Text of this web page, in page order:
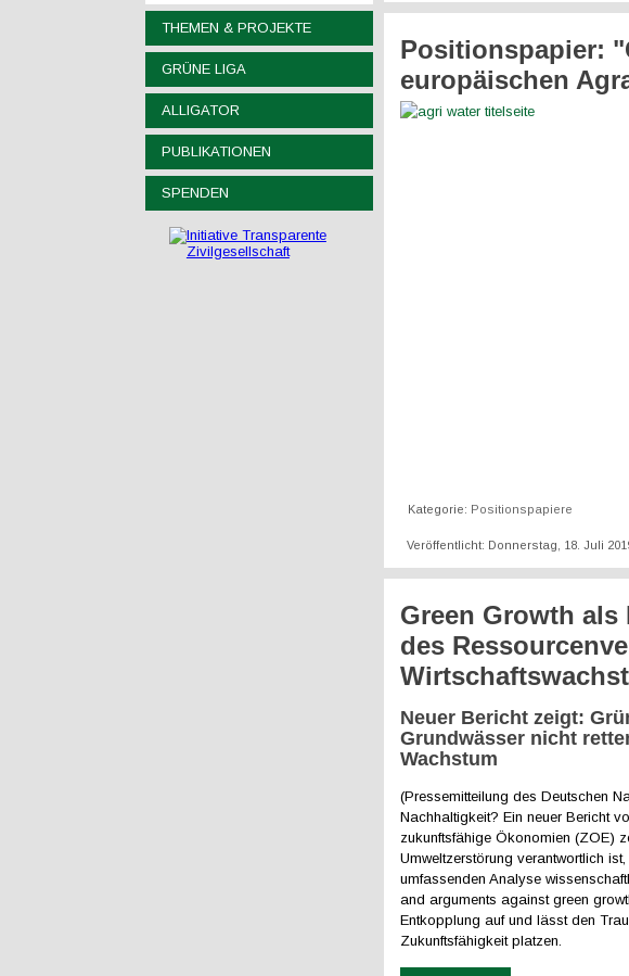
THEMEN & PROJEKTE
GRÜNE LIGA
ALLIGATOR
PUBLIKATIONEN
SPENDEN
Positionspapier:
europäischen
Kategorie: Positionspapiere
Veröffentlicht: Donnerstag, 18. Juli
Green Growth
des
Neuer Bericht zeigt:
Grundwässer nicht
Wachstum
(Pressemitteilung des Deutschen
Nachhaltigkeit? Ein neuer Bericht
zukunftsfähige Ökonomien (ZOE)
Umweltzerstörung verantwortlich
umfassenden Analyse
and arguments against green
Entkopplung auf und lässt den
Zukunftsfähigkeit platzen.